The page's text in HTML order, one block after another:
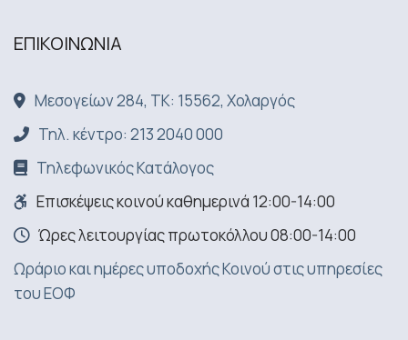
ΕΠΙΚΟΙΝΩΝΙA
Μεσογείων 284, ΤΚ: 15562, Χολαργός
Τηλ. κέντρο: 213 2040 000
Τηλεφωνικός Κατάλογος
Επισκέψεις κοινού καθημερινά 12:00-14:00
Ώρες λειτουργίας πρωτοκόλλου 08:00-14:00
Ωράριο και ημέρες υποδοχής Κοινού στις υπηρεσίες
του ΕΟΦ